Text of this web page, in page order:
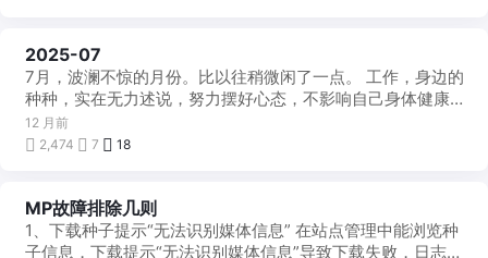
每
一
帖
2025-07
7月，波澜不惊的月份。比以往稍微闲了一点。 工作，身边的
种种，实在无力述说，努力摆好心态，不影响自己身体健康就
行，别把自己给搞抑郁了。 日 ...
12 月前
2,474
7 18
啰
嗦
MP故障排除几则
1、下载种子提示“无法识别媒体信息” 在站点管理中能浏览种
子信息，下载提示“无法识别媒体信息”导致下载失败，日志错